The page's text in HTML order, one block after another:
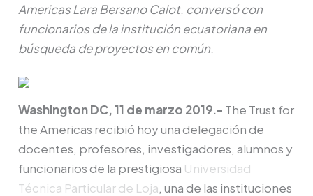
Americas Lara Bersano Calot, conversó con
funcionarios de la institución ecuatoriana en
búsqueda de proyectos en común.
Washington DC, 11 de marzo 2019.- The Trust for
the Americas recibió hoy una delegación de
docentes, profesores, investigadores, alumnos y
funcionarios de la prestigiosa Universidad
Técnica Particular de Loja, una de las instituciones